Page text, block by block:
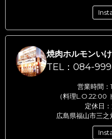
焼肉ホルモンい
TEL：084-
営業時間
（料理L.O.22:00
定休日
広島県福山市三之